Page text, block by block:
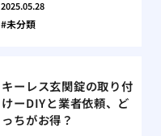
2025.05.28
未分類
キーレス玄関錠の取り付
けーDIYと業者依頼、ど
っちがお得？